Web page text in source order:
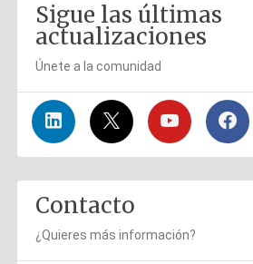
Sigue las últimas
actualizaciones
Únete a la comunidad
Contacto
¿Quieres más información?